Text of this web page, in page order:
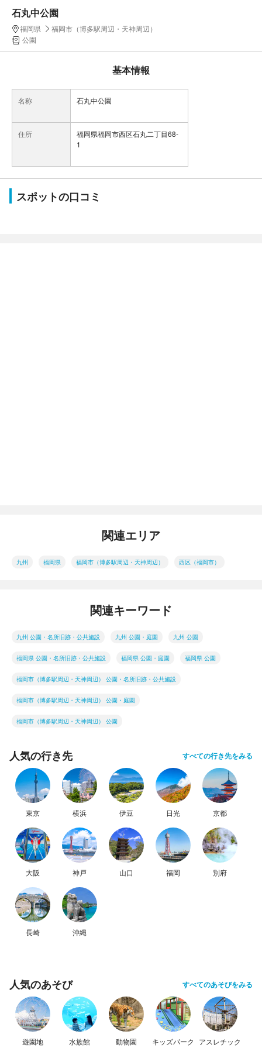
石丸中公園
福岡県
福岡市（博多駅周辺・天神周辺）
公園
基本情報
名称 石丸中公園
住所
福岡県福岡市西区石丸二丁目68-
1
スポットの口コミ
関連エリア
九州 福岡県 福岡市（博多駅周辺・天神周辺） 西区（福岡市）
関連キーワード
九州 公園・名所旧跡・公共施設 九州 公園・庭園 九州 公園
福岡県 公園・名所旧跡・公共施設 福岡県 公園・庭園 福岡県 公園
福岡市（博多駅周辺・天神周辺） 公園・名所旧跡・公共施設
福岡市（博多駅周辺・天神周辺） 公園・庭園
福岡市（博多駅周辺・天神周辺） 公園
人気の行き先 すべての行き先をみる
東京 横浜 伊豆 日光 京都
大阪 神戸 山口 福岡 別府
長崎 沖縄
人気のあそび すべてのあそびをみる
遊園地 水族館 動物園 キッズパーク アスレチック